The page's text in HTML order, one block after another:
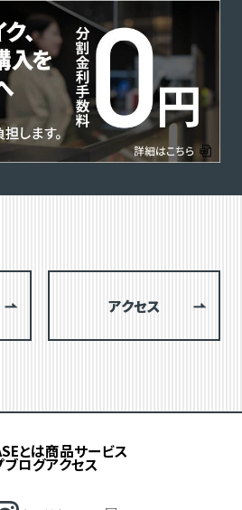
アクセス
とは商品サービス
ブログアクセス